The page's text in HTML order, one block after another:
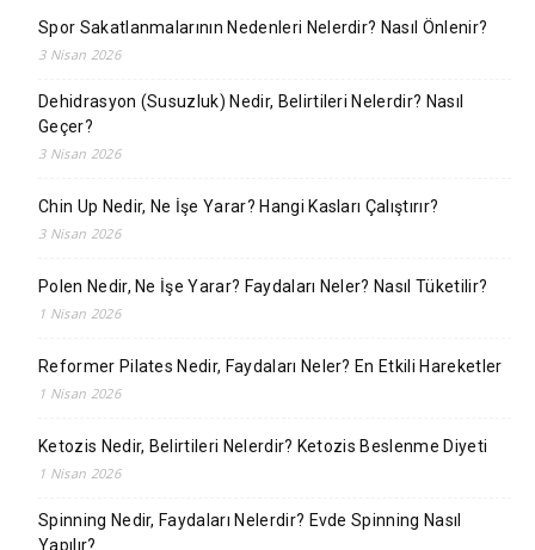
Spor Sakatlanmalarının Nedenleri Nelerdir? Nasıl Önlenir?
3 Nisan 2026
Dehidrasyon (Susuzluk) Nedir, Belirtileri Nelerdir? Nasıl
Geçer?
3 Nisan 2026
Chin Up Nedir, Ne İşe Yarar? Hangi Kasları Çalıştırır?
3 Nisan 2026
Polen Nedir, Ne İşe Yarar? Faydaları Neler? Nasıl Tüketilir?
1 Nisan 2026
Reformer Pilates Nedir, Faydaları Neler? En Etkili Hareketler
1 Nisan 2026
Ketozis Nedir, Belirtileri Nelerdir? Ketozis Beslenme Diyeti
1 Nisan 2026
Spinning Nedir, Faydaları Nelerdir? Evde Spinning Nasıl
Yapılır?